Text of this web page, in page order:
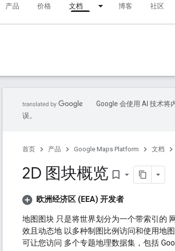
产品 价格 文档 博客 社区
Google 会使用 AI 技术将
误。
首页 产品 Google Maps Platform 文档
2D 图块概览 bookmark_border
欧洲经济区 (EEA) 开发者
地图图块 只是将世界划分为一个带索引的
效且动态地 以多种制图比例访问和使用地
可让您访问 多个专题地理数据集，包括